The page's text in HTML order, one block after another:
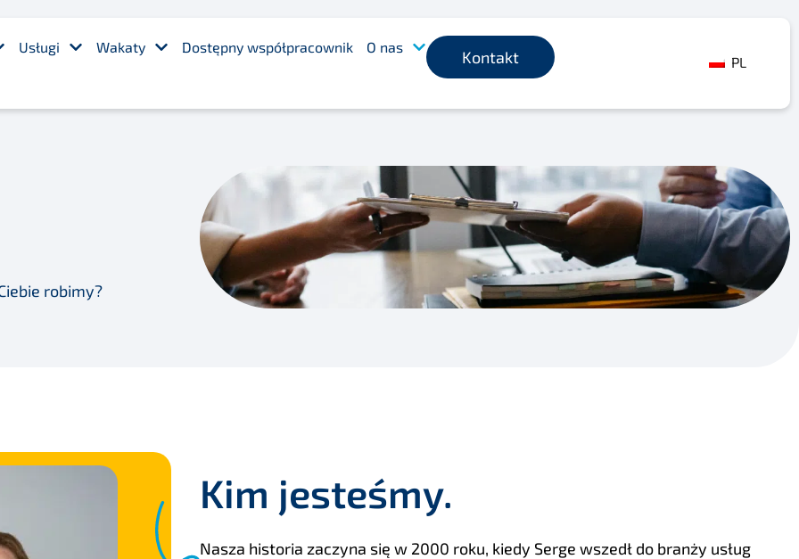
Usługi Wakaty Dostępny współpracownik O nas
Kontakt PL
robimy?
Kim jesteśmy.
Nasza historia zaczyna się w 2000 roku, kiedy Serge wszedł do branży usług